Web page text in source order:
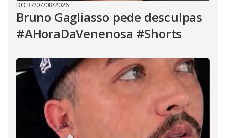
DO R7/07/08/2026
Bruno Gagliasso pede desculpas
#AHoraDaVenenosa #Shorts